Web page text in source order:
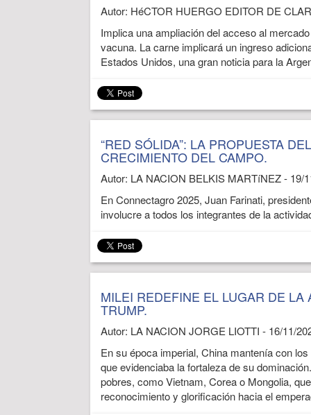
Autor: HéCTOR HUERGO EDITOR DE
Implica una ampliación del acceso al
vacuna. La carne implicará un ingreso
Estados Unidos, una gran noticia para la
“RED SÓLIDA”: LA PROPUESTA
CRECIMIENTO DEL CAMPO.
Autor: LA NACION BELKIS MARTíNEZ - 19/
En Connectagro 2025, Juan Farinati,
involucre a todos los integrantes de la
MILEI REDEFINE EL LUGAR DE
TRUMP.
Autor: LA NACION JORGE LIOTTI - 16/11/
En su época imperial, China mantenía con
que evidenciaba la fortaleza de su
pobres, como Vietnam, Corea o Mongolia,
reconocimiento y glorificación hacia el